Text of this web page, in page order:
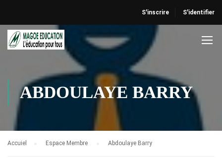
S'inscrire S'identifier
ABDOULAYE BARRY
Accuiel Espace Membre Abdoulaye Barry